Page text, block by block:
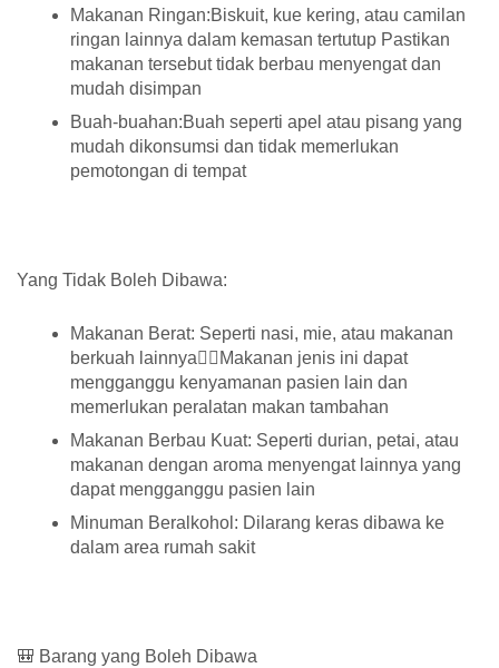
Makanan Ringan:Biskuit, kue kering, atau camilan
ringan lainnya dalam kemasan tertutup Pastikan
makanan tersebut tidak berbau menyengat dan
mudah disimpan
Buah-buahan:Buah seperti apel atau pisang yang
mudah dikonsumsi dan tidak memerlukan
pemotongan di tempat
Yang Tidak Boleh Dibawa:
Makanan Berat: Seperti nasi, mie, atau makanan
berkuah lainnyaMakanan jenis ini dapat
mengganggu kenyamanan pasien lain dan
memerlukan peralatan makan tambahan
Makanan Berbau Kuat: Seperti durian, petai, atau
makanan dengan aroma menyengat lainnya yang
dapat mengganggu pasien lain
Minuman Beralkohol: Dilarang keras dibawa ke
dalam area rumah sakit
🎒 Barang yang Boleh Dibawa